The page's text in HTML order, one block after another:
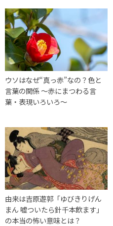
ウソはなぜ“真っ赤”なの？色と
言葉の関係 ～赤にまつわる言
葉・表現いろいろ～
由来は吉原遊郭「ゆびきりげん
まん 嘘ついたら針千本飲ます」
の本当の怖い意味とは？